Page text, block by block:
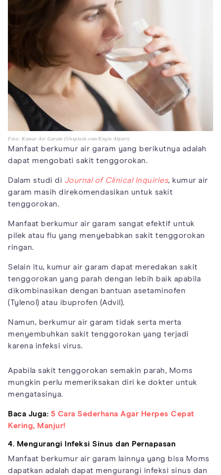
Foto: Kumur Air Garam (Unsplash.com/Engin Akyurt)
Manfaat berkumur air garam yang berikutnya adalah
dapat mengobati sakit tenggorokan.
Dalam studi di Journal of Clinical Inquiries, kumur air
garam masih direkomendasikan untuk sakit
tenggorokan.
Manfaat berkumur air garam sangat efektif untuk
pilek atau flu yang menyebabkan sakit tenggorokan
ringan.
Selain itu, kumur air garam dapat meredakan sakit
tenggorokan yang parah dengan lebih baik apabila
dikombinasikan dengan bantuan asetaminofen
(Tylenol) atau ibuprofen (Advil).
Namun, berkumur air garam tidak serta merta
menyembuhkan sakit tenggorokan yang terjadi
karena infeksi virus.
Apabila sakit tenggorokan semakin parah, Moms
mungkin perlu memeriksakan diri ke dokter untuk
mengatasinya.
Baca Juga: 5 Cara Sederhana Agar Herpes Cepat
Kering, Manjur!
4. Mengurangi Infeksi Sinus dan Pernapasan
Manfaat berkumur air garam lainnya yang bisa Moms
dapatkan adalah dapat mengurangi infeksi sinus dan